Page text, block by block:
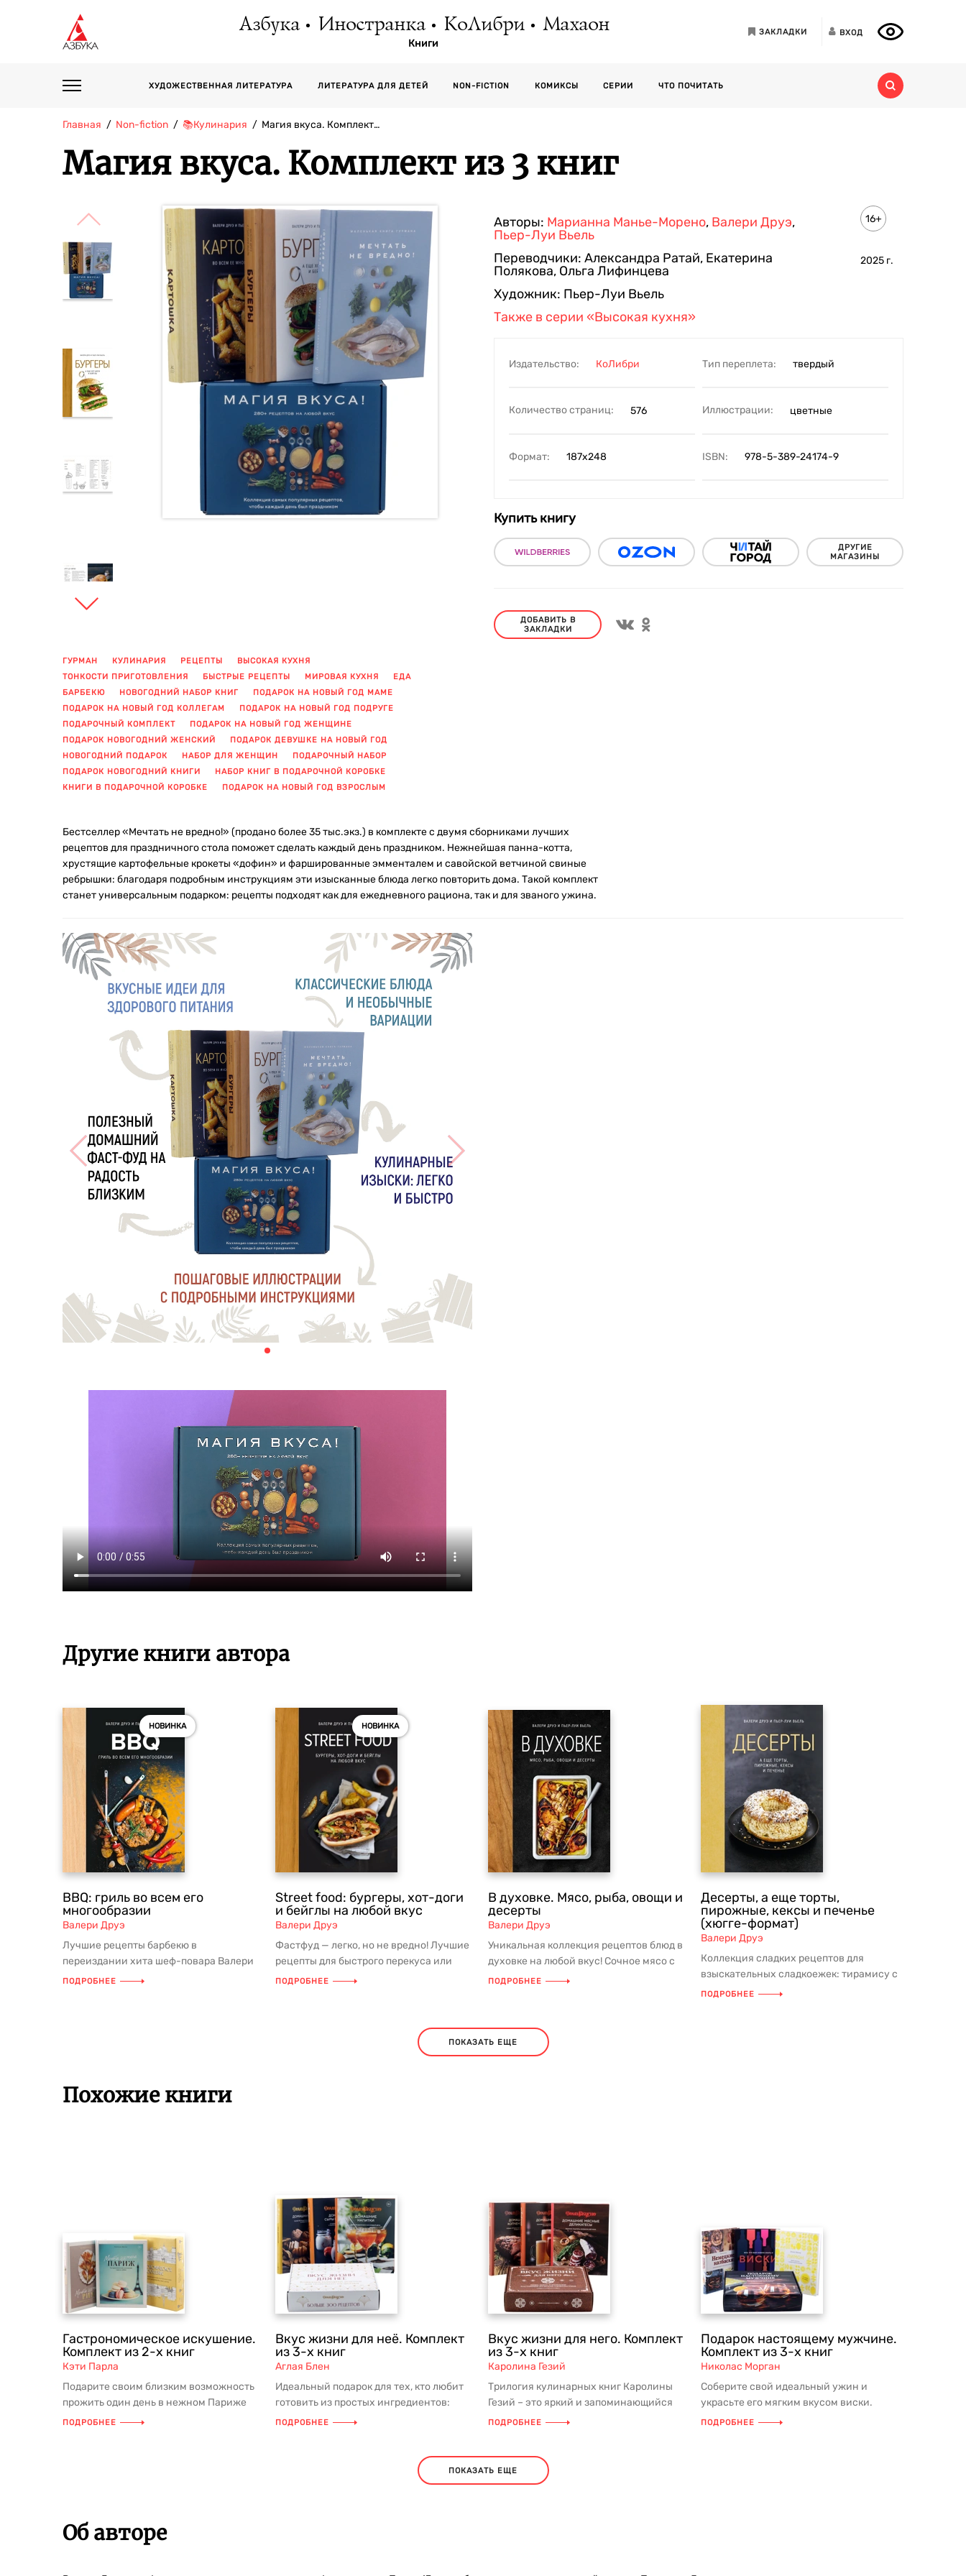
Азбука Иностранка КоЛибри Махаон
Книги
ЗАКЛАДКИ ВХОД
ХУДОЖЕСТВЕННАЯ ЛИТЕРАТУРА ЛИТЕРАТУРА ДЛЯ ДЕТЕЙ NON-FICTION КОМИКСЫ СЕРИИ ЧТО ПОЧИТАТЬ
Главная Non-fiction 📚Кулинария Магия вкуса. Комплект…
Магия вкуса. Комплект из 3 книг
ГУРМАН КУЛИНАРИЯ РЕЦЕПТЫ
ВЫСОКАЯ КУХНЯ
ТОНКОСТИ ПРИГОТОВЛЕНИЯ
БЫСТРЫЕ РЕЦЕПТЫ МИРОВАЯ КУХНЯ
ЕДА
БАРБЕКЮ
НОВОГОДНИЙ НАБОР КНИГ
ПОДАРОК НА НОВЫЙ ГОД МАМЕ
ПОДАРОК НА НОВЫЙ ГОД КОЛЛЕГАМ
ПОДАРОК НА НОВЫЙ ГОД ПОДРУГЕ
ПОДАРОЧНЫЙ КОМПЛЕКТ
ПОДАРОК НА НОВЫЙ ГОД ЖЕНЩИНЕ
ПОДАРОК НОВОГОДНИЙ ЖЕНСКИЙ
ПОДАРОК ДЕВУШКЕ НА НОВЫЙ ГОД
НОВОГОДНИЙ ПОДАРОК
НАБОР ДЛЯ ЖЕНЩИН
ПОДАРОЧНЫЙ НАБОР
ПОДАРОК НОВОГОДНИЙ КНИГИ
НАБОР КНИГ В ПОДАРОЧНОЙ КОРОБКЕ
КНИГИ В ПОДАРОЧНОЙ КОРОБКЕ
ПОДАРОК НА НОВЫЙ ГОД ВЗРОСЛЫМ
Авторы: Марианна Манье-Морено, Валери Друэ,
Пьер-Луи Вьель
Переводчики: Александра Ратай, Екатерина
Полякова, Ольга Лифинцева
Художник: Пьер-Луи Вьель
16+
2025 г.
Также в серии «Высокая кухня»
Издательство: КоЛибри Тип переплета: твердый
Количество страниц: 576 Иллюстрации: цветные
Формат: 187x248 ISBN: 978-5-389-24174-9
Купить книгу
ДРУГИЕ
МАГАЗИНЫ
ДОБАВИТЬ В
ЗАКЛАДКИ
Бестселлер «Мечтать не вредно!» (продано более 35 тыс.экз.) в комплекте с двумя сборниками лучших
рецептов для праздничного стола поможет сделать каждый день праздником. Нежнейшая панна-котта,
хрустящие картофельные крокеты «дофин» и фаршированные эмменталем и савойской ветчиной свиные
ребрышки: благодаря подробным инструкциям эти изысканные блюда легко повторить дома. Такой комплект
станет универсальным подарком: рецепты подходят как для ежедневного рациона, так и для званого ужина.
Другие книги автора
НОВИНКА
BBQ: гриль во всем его
многообразии
Валери Друэ
Лучшие рецепты барбекю в
переиздании хита шеф-повара Валери
Друэ «BBQ: гриль во всем его
ПОДРОБНЕЕ
НОВИНКА
Street food: бургеры, хот-доги
и бейглы на любой вкус
Валери Друэ
Фастфуд — легко, но не вредно! Лучшие
рецепты для быстрого перекуса или
застолья с друзьями в переиз...
ПОДРОБНЕЕ
В духовке. Мясо, рыба, овощи и
десерты
Валери Друэ
Уникальная коллекция рецептов блюд в
духовке на любой вкус! Сочное мясо с
медом и пряностями, фаршир...
ПОДРОБНЕЕ
Десерты, а еще торты,
пирожные, кексы и печенье
(хюгге-формат)
Валери Друэ
Коллекция сладких рецептов для
взыскательных сладкоежек: тирамису с
бретонским печеньем и карамелью ...
ПОДРОБНЕЕ
ПОКАЗАТЬ ЕЩЕ
Похожие книги
Гастрономическое искушение.
Комплект из 2-х книг
Кэти Парла
Подарите своим близким возможность
прожить один день в нежном Париже
или ярком Риме вместе с комплек...
ПОДРОБНЕЕ
Вкус жизни для неё. Комплект
из 3-х книг
Аглая Блен
Идеальный подарок для тех, кто любит
готовить из простых ингредиентов:
муки, молочных продуктов и фр...
ПОДРОБНЕЕ
Вкус жизни для него. Комплект
из 3-х книг
Каролина Гезий
Трилогия кулинарных книг Каролины
Гезий – это яркий и запоминающийся
комплект на актуальную тему. На...
ПОДРОБНЕЕ
Подарок настоящему мужчине.
Комплект из 3-х книг
Николас Морган
Соберите свой идеальный ужин и
украсьте его мягким вкусом виски.
Порадуйте любителя крепкого алкогол...
ПОДРОБНЕЕ
ПОКАЗАТЬ ЕЩЕ
Об авторе